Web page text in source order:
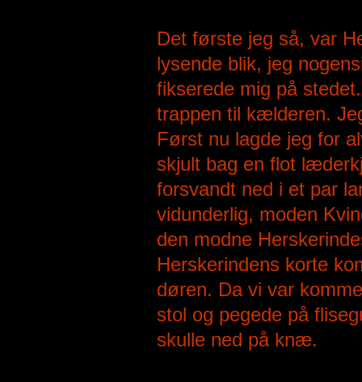
Det første jeg så, var
lysende blik, jeg
fikserede mig på
trappen til kælderen.
Først nu lagde jeg for
skjult bag en flot
forsvandt ned i et par
vidunderlig, moden
den modne
Herskerindens korte
døren. Da vi var
stol og pegede på
skulle ned på knæ.